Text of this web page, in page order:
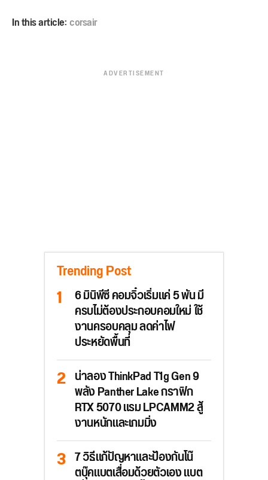
In this article:corsair
ADVERTISEMENT
Trending Post
6 มินิพีซี คอมจิ๋วเริ่มแค่ 5 พัน มี
ครบไม่ต้องประกอบคอมใหม่ ใช้
งานครอบคลุม ลดค่าไฟ
ประหยัดพื้นที่
น่าลอง ThinkPad T1g Gen 9
พลัง Panther Lake กราฟิก
RTX 5070 แรม LPCAMM2 สู้
งานหนักและเกมมิ่ง
7 วิธีแก้ปัญหาและป้องกันโน๊
ตบุ๊คแบตเสื่อมด้วยตัวเอง แบต